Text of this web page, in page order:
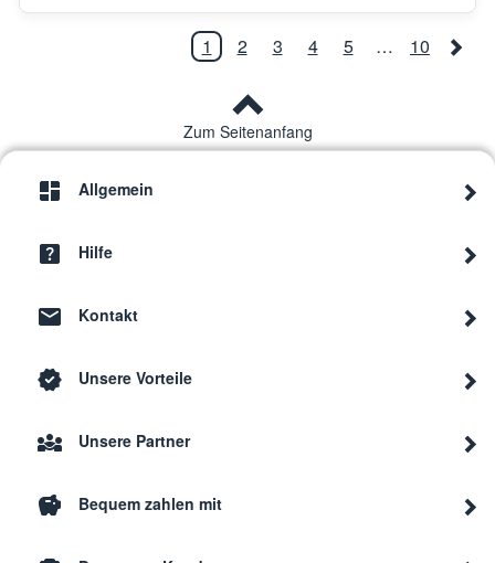
1 2 3 4 5 … 10
Zum Seitenanfang
Allgemein
Hilfe
Kontakt
Unsere Vorteile
Unsere Partner
Bequem zahlen mit